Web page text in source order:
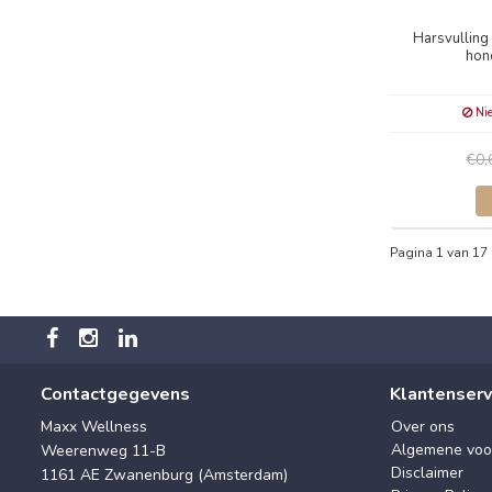
Harsvulling
Pagina 1 van 17
Contactgegevens
Maxx Wellness
Weerenweg 11-B
1161 AE Zwanenburg (Amsterdam)
Over ons
Algemene
Disclaimer